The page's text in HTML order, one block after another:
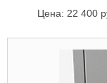
Цена: 22 400